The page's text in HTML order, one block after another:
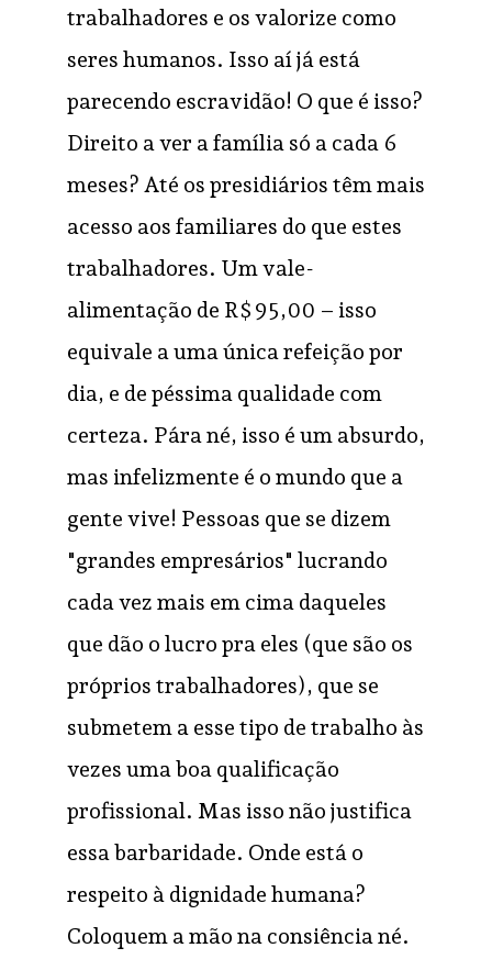
trabalhadores e os valorize como
seres humanos. Isso aí já está
parecendo escravidão! O que é isso?
Direito a ver a família só a cada 6
meses? Até os presidiários têm mais
acesso aos familiares do que estes
trabalhadores. Um vale-
alimentação de R$ 95,00 – isso
equivale a uma única refeição por
dia, e de péssima qualidade com
certeza. Pára né, isso é um absurdo,
mas infelizmente é o mundo que a
gente vive! Pessoas que se dizem
"grandes empresários" lucrando
cada vez mais em cima daqueles
que dão o lucro pra eles (que são os
próprios trabalhadores), que se
submetem a esse tipo de trabalho às
vezes uma boa qualificação
profissional. Mas isso não justifica
essa barbaridade. Onde está o
respeito à dignidade humana?
Coloquem a mão na consiência né.